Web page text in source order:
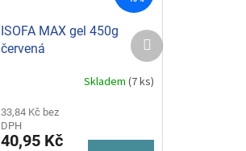
ISOFA MAX gel 450g
červená
Skladem (7 ks)
33,84 Kč bez
DPH
40,95 Kč
Další
produkt